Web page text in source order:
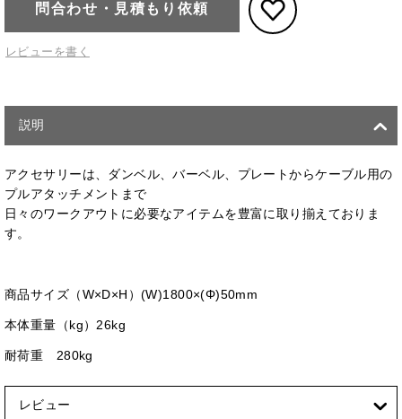
問合わせ・見積もり依頼
レビューを書く
説明
アクセサリーは、ダンベル、バーベル、プレートからケーブル用の
プルアタッチメントまで
日々のワークアウトに必要なアイテムを豊富に取り揃えておりま
す。
商品サイズ（W×D×H）(W)1800×(Φ)50mm
本体重量（kg）26kg
耐荷重 280kg
レビュー